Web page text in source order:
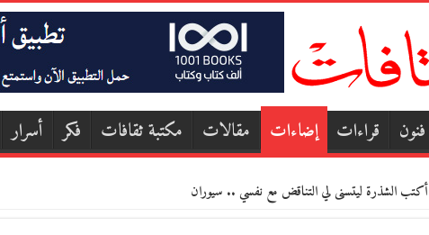
فنون قراءات إضاءات مقالات مكتبة ثقافات فكر أسرار
أكتب الشذرة ليتسنى لي التناقض مع نفسي .. سيوران